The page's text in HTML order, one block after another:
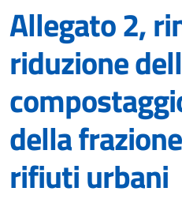
Allegato 2,
riduzione
della
rifiuti urbani